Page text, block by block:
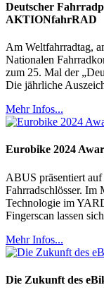
Deutscher
AKTIONfahrRAD
Am Weltfahrradtag,
Nationalen
zum 25. Mal der
Die jährliche
Mehr Infos...
Eurobike 2024
ABUS präsentiert
Fahrradschlösser.
Technologie im
Fingerscan lassen
Mehr Infos...
Die Zukunft des